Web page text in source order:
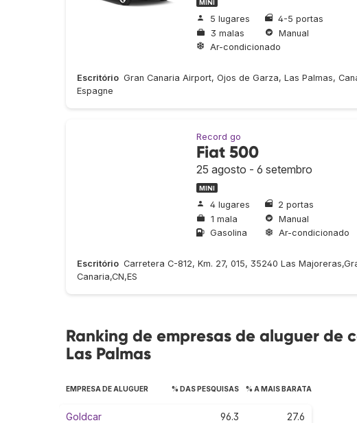
MINI
5 lugares
4-5 portas
3 malas
Manual
Ar-condicionado
Escritório Gran Canaria Airport, Ojos de Garza, Las Palmas,
Espagne
Record go
Fiat 500
25 agosto - 6 setembro
MINI
4 lugares
2 portas
1 mala
Manual
Gasolina
Ar-condicionado
Escritório Carretera C-812, Km. 27, 015, 35240 Las
Canaria,CN,ES
Ranking de empresas de aluguer de
Las Palmas
EMPRESA DE ALUGUER % DAS PESQUISAS % A MAIS BARATA
Goldcar 96.3 27.6